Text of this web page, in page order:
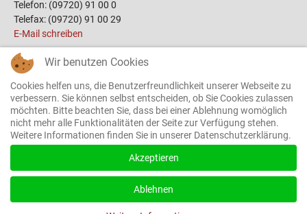
Telefon: (09720) 91 00 0
Telefax: (09720) 91 00 29
E-Mail schreiben
Links
Öffnungszeiten
Terminbuchung
Bauplätze
Gemeinderat
Ortsrecht
Wir benutzen Cookies
Cookies helfen uns, die Benutzerfreundlichkeit unserer Webseite zu
verbessern. Sie können selbst entscheiden, ob Sie Cookies zulassen
möchten. Bitte beachten Sie, dass bei einer Ablehnung womöglich
nicht mehr alle Funktionalitäten der Seite zur Verfügung stehen.
Weitere Informationen finden Sie in unserer Datenschutzerklärung.
Akzeptieren
Ablehnen